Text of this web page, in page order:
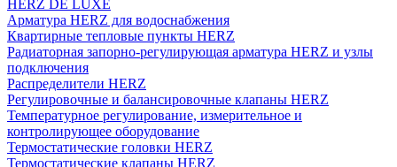
HERZ DE LUXE
Арматура HERZ для водоснабжения
Квартирные тепловые пункты HERZ
Радиаторная запорно-регулирующая арматура HERZ и узлы
подключения
Распределители HERZ
Регулировочные и балансировочные клапаны HERZ
Температурное регулирование, измерительное и
контролирующее оборудование
Термостатические головки HERZ
Термостатические клапаны HERZ